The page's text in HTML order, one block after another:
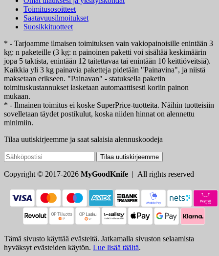
Toimitusosoitteet
Saatavuusilmoitukset
Suosikkituotteet
* - Tarjoamme ilmaisen toimituksen vain vakiopainoisille enintään 3
kg: n paketeille (3 kg: n painoinen paketti voi sisältää keskimäärin
jopa 5 taktista, enintään 12 taitettavaa tai enintään 10 keittiöveitsiä).
Kaikkia yli 3 kg painavia paketteja pidetään "Painavina", ja niistä
maksetaan erikseen. "Painavan" - statuksella paketin
toimituskustannukset lasketaan automaattisesti koriin painon
mukaan.
* - Ilmainen toimitus ei koske SuperPrice-tuotteita. Näihin tuotteisiin
sovelletaan täydet postikulut, koska niiden hinnat on alennettu
minimiin.
Tilaa uutiskirjeemme ja saat salaisia alennuskoodeja
Tilaa uutiskirjeemme
Copyright © 2017-2026 MyGoodKnife | All rights reserved
Tämä sivusto käyttää evästeitä. Jatkamalla sivuston selaamista
hyväksyt evästeiden käytön. Lue lisää täältä.